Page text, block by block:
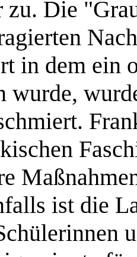
zu. Die
in dem ein
wurde,
ist die